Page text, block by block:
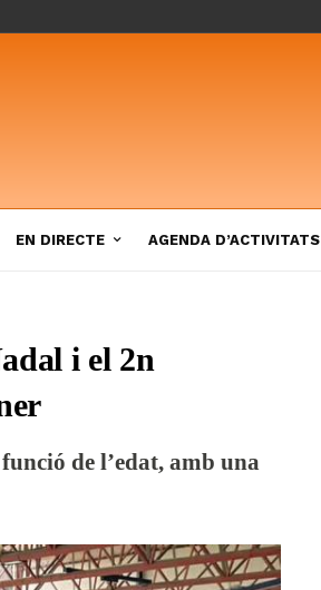
EN DIRECTE AGENDA D’ACTIVITATS
i el 2n
de l’edat, amb una